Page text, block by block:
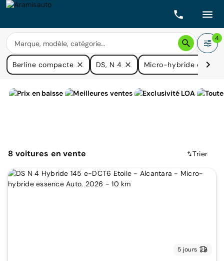
4
Berline compacte DS, N 4 Micro-hybride
8 voitures en vente Trier
5 jours